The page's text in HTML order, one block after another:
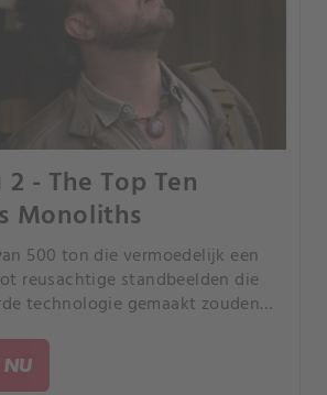
- The Top Ten
Monoliths
500 ton die vermoedelijk een
reusachtige standbeelden die
technologie gemaakt zouden
buitenaards bezoek?.
NU